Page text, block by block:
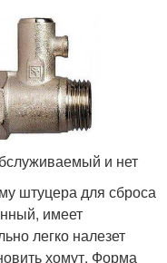
и нет
штуцера для сброса
имеет
легко налезет
хомут. Форма